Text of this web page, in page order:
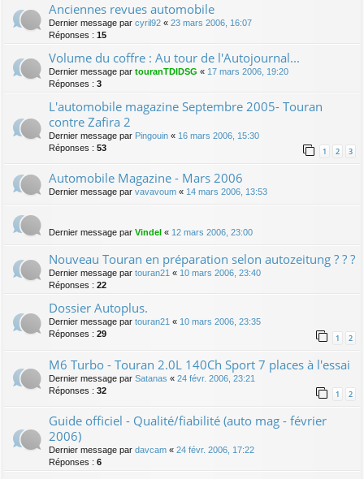
Anciennes revues automobile
Dernier message par cyril92 « 23 mars 2006, 16:07
Réponses : 15
Volume du coffre : Au tour de l'Autojournal...
Dernier message par touranTDIDSG « 17 mars 2006, 19:20
Réponses : 3
L'automobile magazine Septembre 2005- Touran
contre Zafira 2
Dernier message par Pingouin « 16 mars 2006, 15:30
Réponses : 53 1 2 3
Automobile Magazine - Mars 2006
Dernier message par vavavoum « 14 mars 2006, 13:53
Dernier message par Vindel « 12 mars 2006, 23:00
Nouveau Touran en préparation selon autozeitung ? ? ?
Dernier message par touran21 « 10 mars 2006, 23:40
Réponses : 22
Dossier Autoplus.
Dernier message par touran21 « 10 mars 2006, 23:35
Réponses : 29 1 2
M6 Turbo - Touran 2.0L 140Ch Sport 7 places à l'essai
Dernier message par Satanas « 24 févr. 2006, 23:21
Réponses : 32 1 2
Guide officiel - Qualité/fiabilité (auto mag - février
2006)
Dernier message par davcam « 24 févr. 2006, 17:22
Réponses : 6